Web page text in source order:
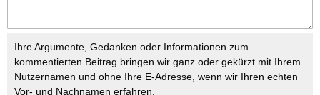
Ihre Argumente, Gedanken oder Informationen zum
kommentierten Beitrag bringen wir ganz oder gekürzt mit Ihrem
Nutzernamen und ohne Ihre E-Adresse, wenn wir Ihren echten
Vor- und Nachnamen erfahren.